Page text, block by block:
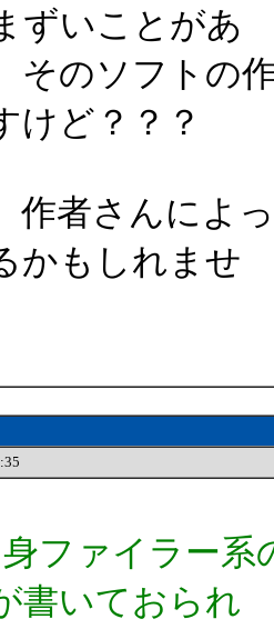
ずいことがあ
そのソフトの
けど？？？
者さんによ
かもしれませ
ファイラー系
書いておられ